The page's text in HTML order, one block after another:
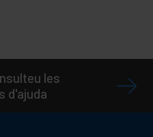
les
d'ajuda